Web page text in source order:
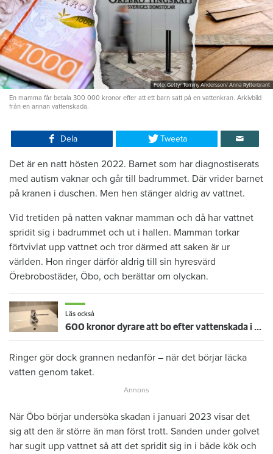
Foto: Getty/ Tommy Andersson/ Anna Rytterbrant
En mamma får betala 300 000 kronor efter att ett barn satt på en vattenkran. Arkivbild
från en annan vattenskada.
Dela Tweeta
Det är en natt hösten 2022. Barnet som har diagnostiserats
med autism vaknar och går till badrummet. Där vrider barnet
på kranen i duschen. Men hen stänger aldrig av vattnet.
Vid tretiden på natten vaknar mamman och då har vattnet
spridit sig i badrummet och ut i hallen. Mamman torkar
förtvivlat upp vattnet och tror därmed att saken är ur
världen. Hon ringer därför aldrig till sin hyresvärd
Örebrobostäder, Öbo, och berättar om olyckan.
Läs också
600 kronor dyrare att bo efter vattenskada i Varberg
Ringer gör dock grannen nedanför – när det börjar läcka
vatten genom taket.
När Öbo börjar undersöka skadan i januari 2023 visar det
sig att den är större än man först trott. Sanden under golvet
har sugit upp vattnet så att det spridit sig in i både kök och